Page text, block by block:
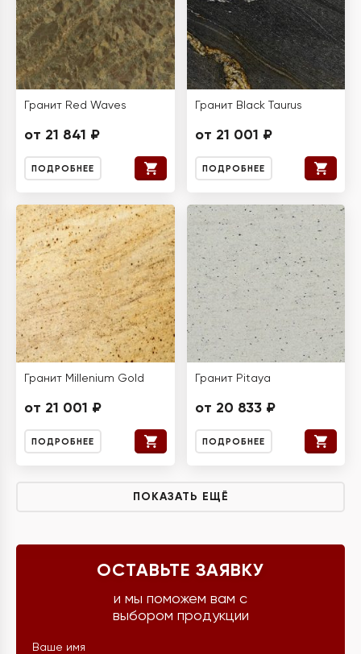
Гранит Red Waves
от 21 841 ₽
ПОДРОБНЕЕ
Гранит Black Taurus
от 21 001 ₽
ПОДРОБНЕЕ
Гранит Millenium Gold
от 21 001 ₽
ПОДРОБНЕЕ
Гранит Pitaya
от 20 833 ₽
ПОДРОБНЕЕ
ПОКАЗАТЬ ЕЩЁ
ОСТАВЬТЕ ЗАЯВКУ
и мы поможем вам с
выбором продукции
Ваше имя